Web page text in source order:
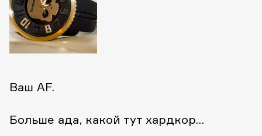
Ваш AF.
Больше ада, какой тут хардкор…